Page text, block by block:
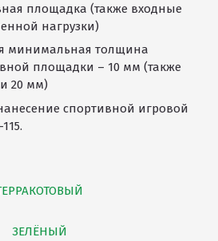
площадка (также входные
нагрузки)
минимальная толщина
площадки – 10 мм (также
20 мм)
спортивной игровой
ЗЕЛЁНЫЙ